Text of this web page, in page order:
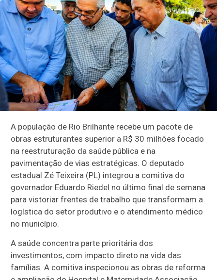
A população de Rio Brilhante recebe um pacote de
obras estruturantes superior a R$ 30 milhões focado
na reestruturação da saúde pública e na
pavimentação de vias estratégicas. O deputado
estadual Zé Teixeira (PL) integrou a comitiva do
governador Eduardo Riedel no último final de semana
para vistoriar frentes de trabalho que transformam a
logística do setor produtivo e o atendimento médico
no município.
A saúde concentra parte prioritária dos
investimentos, com impacto direto na vida das
famílias. A comitiva inspecionou as obras de reforma